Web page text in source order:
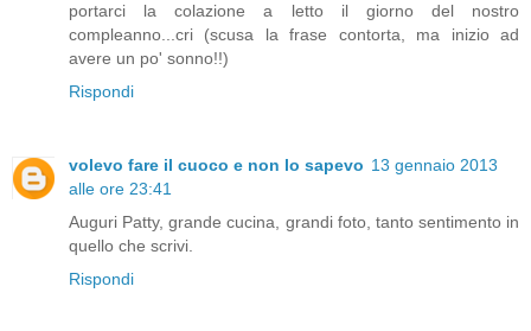
portarci la colazione a letto il giorno del nostro
compleanno...cri (scusa la frase contorta, ma inizio ad
avere un po' sonno!!)
Rispondi
volevo fare il cuoco e non lo sapevo 13 gennaio 2013
alle ore 23:41
Auguri Patty, grande cucina, grandi foto, tanto sentimento in
quello che scrivi.
Rispondi